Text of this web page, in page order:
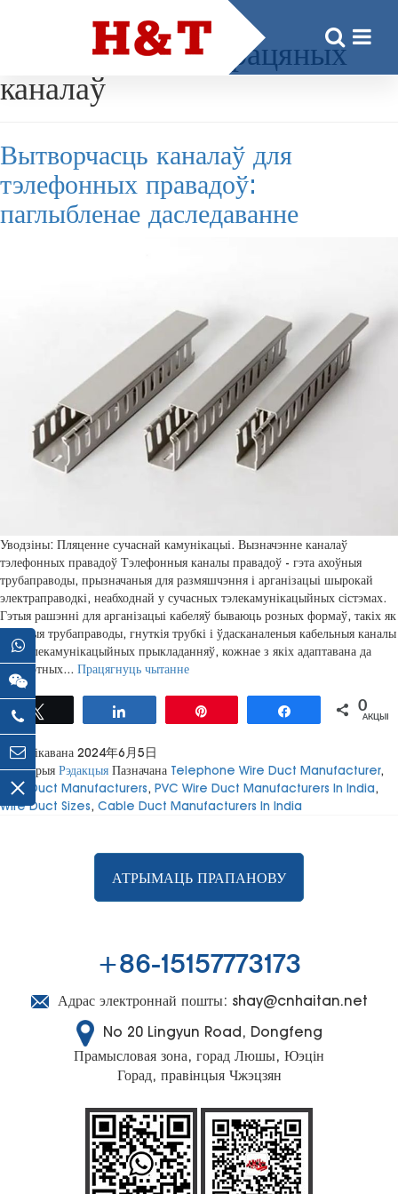
Вытворцы драцяных
каналаў
Вытворчасць каналаў для
тэлефонных правадоў:
паглыбленае даследаванне
Уводзіны: Пляценне сучаснай камунікацыі. Вызначэнне каналаў
тэлефонных правадоў Тэлефонныя каналы правадоў - гэта ахоўныя
трубаправоды, прызначаныя для размяшчэння і арганізацыі шырокай
электраправодкі, неабходнай у сучасных тэлекамунікацыйных сістэмах.
Гэтыя рашэнні для арганізацыі кабеляў бываюць розных формаў, такіх як
цвёрдыя трубаправоды, гнуткія трубкі і ўдасканаленыя кабельныя каналы
для тэлекамунікацыйных прыкладанняў, кожнае з якіх адаптавана да
канкрэтных... Працягнуць чытаннеTelephone
Duct
Manufacturing
In-
Depth
Exploration
падзяліцца падзяліцца
0
АКЦЫІ
Апублікавана 2024年6月5日
Катэгорыя Рэдакцыя Пазначана Telephone Wire Duct Manufacturer,
Wire Duct Manufacturers, PVC Wire Duct Manufacturers In India,
Wire Duct Sizes, Cable Duct Manufacturers In India
АТРЫМАЦЬ ПРАПАНОВУ
+86-15157773173
Адрас электроннай пошты: shay@cnhaitan.net
No 20 Lingyun Road, Dongfeng
Прамысловая зона, горад Люшы, Юэцін
Горад, правінцыя Чжэцзян